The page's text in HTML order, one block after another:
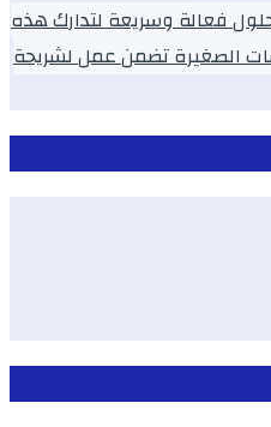
فعالة وسريعة لتدارك هذه
الصغيرة تضمن عمل لشريحة